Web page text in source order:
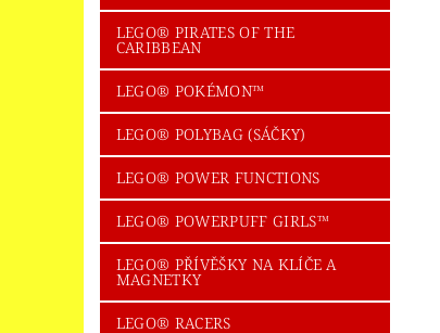
LEGO® PIRATES OF THE
CARIBBEAN
LEGO® POKÉMON™
LEGO® POLYBAG (SÁČKY)
LEGO® POWER FUNCTIONS
LEGO® POWERPUFF GIRLS™
LEGO® PŘÍVĚŠKY NA KLÍČE A
MAGNETKY
LEGO® RACERS